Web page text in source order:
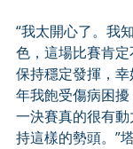
“我太開心了。我
色，這場比賽肯
保持穩定發揮，
年我飽受傷病困
一決賽真的很有
持這樣的勢頭。”